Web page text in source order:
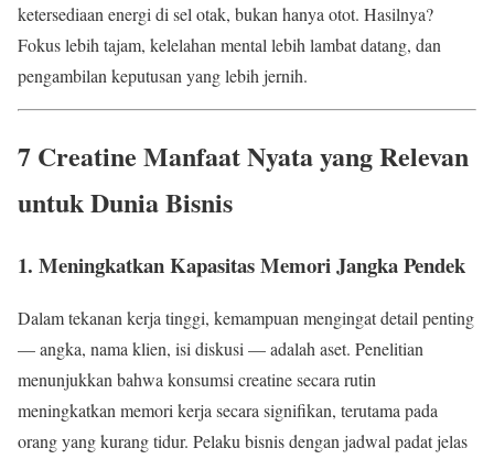
ketersediaan energi di sel otak, bukan hanya otot. Hasilnya?
Fokus lebih tajam, kelelahan mental lebih lambat datang, dan
pengambilan keputusan yang lebih jernih.
7 Creatine Manfaat Nyata yang Relevan
untuk Dunia Bisnis
1. Meningkatkan Kapasitas Memori Jangka Pendek
Dalam tekanan kerja tinggi, kemampuan mengingat detail penting
— angka, nama klien, isi diskusi — adalah aset. Penelitian
menunjukkan bahwa konsumsi creatine secara rutin
meningkatkan memori kerja secara signifikan, terutama pada
orang yang kurang tidur. Pelaku bisnis dengan jadwal padat jelas